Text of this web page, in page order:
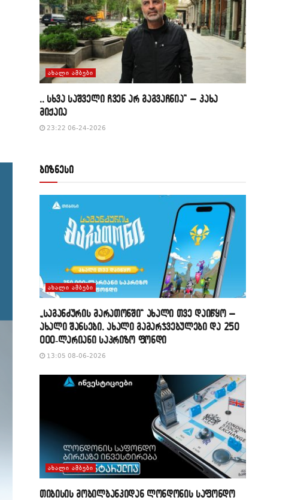
ᲐᲮᲐᲚᲘ ᲐᲛᲑᲔᲑᲘ
,, სხვა საშველი ჩვენ არ გაგვაჩნია” – კახა
მიქაია
23:22 06-24-2026
ბიზნესი
ᲐᲮᲐᲚᲘ ᲐᲛᲑᲔᲑᲘ
„საგანძურის მარათონში“ ახალი თვე დაიწყო –
ახალი შანსები, ახალი გამარჯვებულები და 250
000-ლარიანი საპრიზო ფონდი
13:05 08-06-2026
ᲐᲮᲐᲚᲘ ᲐᲛᲑᲔᲑᲘ
თიბისის მობილბანკიდან ლონდონის საფონდო